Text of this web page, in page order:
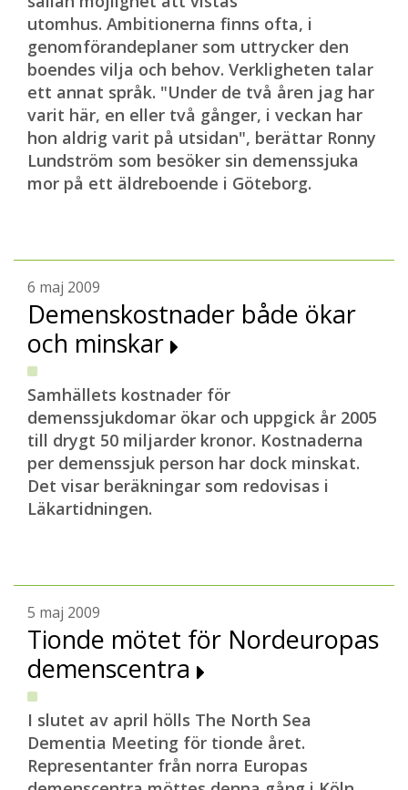
utomhus. Ambitionerna finns ofta, i
genomförandeplaner som uttrycker den
boendes vilja och behov. Verkligheten talar
ett annat språk. "Under de två åren jag har
varit här, en eller två gånger, i veckan har
hon aldrig varit på utsidan", berättar Ronny
Lundström som besöker sin demenssjuka
mor på ett äldreboende i Göteborg.
6 maj 2009
Demenskostnader både ökar
och minskar
Samhällets kostnader för
demenssjukdomar ökar och uppgick år 2005
till drygt 50 miljarder kronor. Kostnaderna
per demenssjuk person har dock minskat.
Det visar beräkningar som redovisas i
Läkartidningen.
5 maj 2009
Tionde mötet för Nordeuropas
demenscentra
I slutet av april hölls The North Sea
Dementia Meeting för tionde året.
Representanter från norra Europas